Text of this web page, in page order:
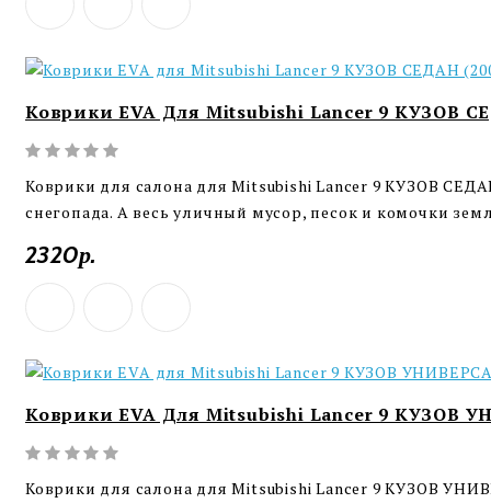
Коврики EVA Для Mitsubishi Lancer 9 КУЗОВ
Коврики для салона для Mitsubishi Lancer 9 КУЗОВ
снегопада. А весь уличный мусор, песок и комочки
2320р.
Коврики EVA Для Mitsubishi Lancer 9 КУЗОВ
Коврики для салона для Mitsubishi Lancer 9 КУЗОВ